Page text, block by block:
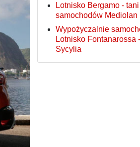
Lotnisko Bergamo -
samochodów Mediolan
Wypożyczalnie
Lotnisko Fontanarossa
Sycylia